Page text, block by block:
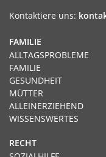
Kontaktiere uns:
FAMILIE
ALLTAGSPROBLEME
FAMILIE
GESUNDHEIT
MÜTTER
ALLEINERZIEHEND
WISSENSWERTES
RECHT